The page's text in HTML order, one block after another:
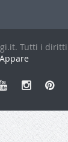
Tutti i
Appare